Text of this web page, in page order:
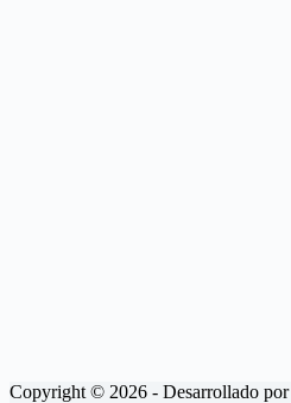
Copyright © 2026 - Desarrollado por